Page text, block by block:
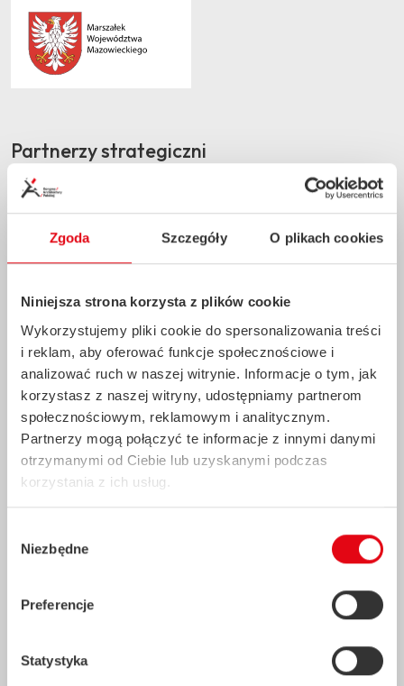
Zgoda Szczegóły O plikach cookies
Niniejsza strona korzysta z plików cookie
Wykorzystujemy pliki cookie do spersonalizowania treści
i reklam, aby oferować funkcje społecznościowe i
analizować ruch w naszej witrynie. Informacje o tym, jak
korzystasz z naszej witryny, udostępniamy partnerom
społecznościowym, reklamowym i analitycznym.
Partnerzy mogą połączyć te informacje z innymi danymi
otrzymanymi od Ciebie lub uzyskanymi podczas
korzystania z ich usług.
zgody
Niezbędne
Preferencje
Statystyka
Partnerzy strategiczni
Partnerzy